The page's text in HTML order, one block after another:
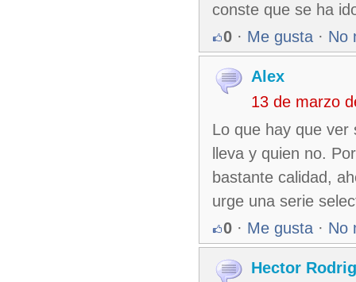
conste que se ha
0 · Me gusta · No
Alex
13 de marzo
Lo que hay que ver
lleva y quien no.
bastante calidad,
urge una serie
0 · Me gusta · No
Hector